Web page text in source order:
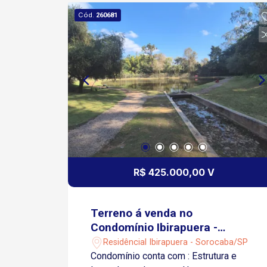
Cód. 260681
R$ 425.000,00 V
Terreno á venda no
Condomínio Ibirapuera -
Sorocaba/SP
Residêncial Ibirapuera - Sorocaba/SP
Condomínio conta com : Estrutura e